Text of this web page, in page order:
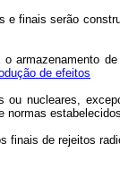
e finais serão
armazenamento
de efeitos
ou nucleares,
e normas
finais de rejeitos